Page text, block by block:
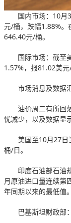
国内市场：10月
元/桶，跌幅1.88%。
646.40元/桶。
国际市场：截至美
1.57%，报81.02美
市场消息及数据汇
油价周二有所回落
忧减少，以及数据显
美国至10月27日
桶/日。
印度石油部石油规
月原油进口量连续第
年同期以来的最低值。
巴基斯坦财政部：